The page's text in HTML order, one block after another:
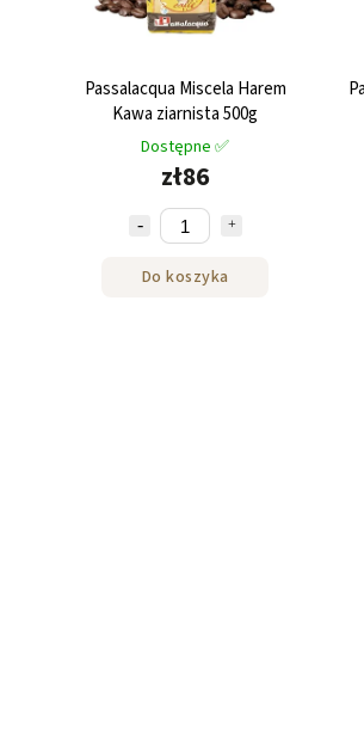
Passalacqua Miscela Harem
Kawa ziarnista 500g
Dostępne ✅
zł86
Do koszyka